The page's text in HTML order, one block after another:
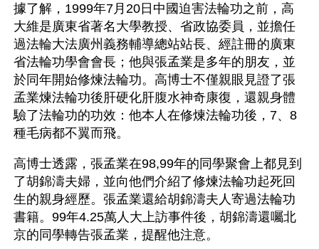
據了解，1999年7月20日中國迫害法輪功之前，高
大維是廣東省著名大學教授、省政協委員，並擔任
過法輪大法廣州義務輔導總站站長、經註冊的廣東
省法輪功學會會長；他與張孟業是多年的朋友，並
於同年開始修煉法輪功。高博士不僅親眼見證了張
孟業煉法輪功後肝硬化肝腹水神奇康復，還親身體
驗了法輪功的功效：他本人在修煉法輪功後，7、8
種毛病都不翼而飛。
高博士透露，張孟業在98,99年的同學聚會上都見到
了胡錦濤夫婦，並向他們介紹了修煉法輪功起死回
生的親身經歷。張孟業還給胡錦濤夫人寄過法輪功
書籍。99年4.25萬人大上訪事件後，胡錦濤還囑北
京的同學轉告張孟業，提醒他注意。